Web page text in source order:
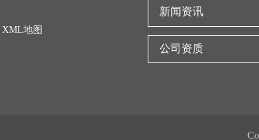
XML地图
新闻资讯
公司资质